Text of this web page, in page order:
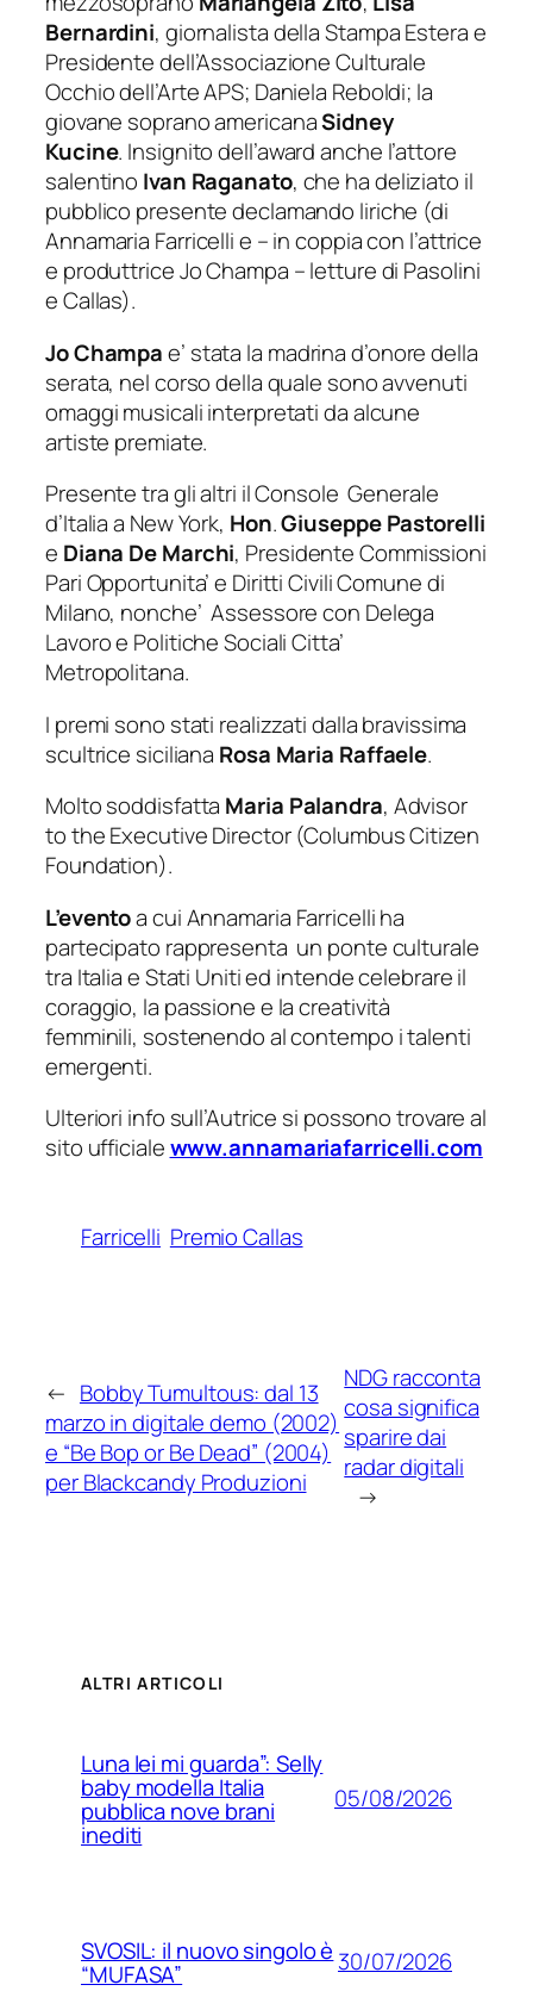
Bernardini, giornalista della Stampa Estera e
Presidente dell’Associazione Culturale
Occhio dell’Arte APS; Daniela Reboldi; la
giovane soprano americanaSidney
Kucine. Insignito dell’award anche l’attore
salentino Ivan Raganato, che ha deliziato il
pubblico presente declamando liriche (di
Annamaria Farricelli e – in coppia con l’attrice
e produttrice Jo Champa – letture di Pasolini
e Callas).
Jo Champae’ stata la madrina d’onore della
serata, nel corso della quale sono avvenuti
omaggi musicali interpretati da alcune
artiste premiate.
Presente tra gli altri il Console Generale
d’Italia a New York, Hon.Giuseppe Pastorelli
e Diana DeMarchi, Presidente Commissioni
Pari Opportunita’ e Diritti Civili Comune di
Milano, nonche’ Assessore con Delega
Lavoro e Politiche Sociali Citta’
Metropolitana.
I premi sono stati realizzati dalla bravissima
scultrice siciliana Rosa Maria Raffaele.
Molto soddisfatta Maria Palandra, Advisor
to the Executive Director (Columbus Citizen
Foundation).
L’eventoa cui Annamaria Farricelli ha
partecipato rappresenta un ponte culturale
tra Italia e Stati Uniti ed intende celebrare il
coraggio, la passione e la creatività
femminili, sostenendo al contempo i talenti
emergenti.
Ulteriori info sull’Autrice si possono trovare al
sito ufficialewww.annamariafarricelli.com
Farricelli Premio Callas
← Bobby Tumultous: dal 13
marzo in digitale demo (2002)
e “Be Bop or Be Dead” (2004)
per Blackcandy Produzioni
NDG racconta
cosa significa
sparire dai
radar digitali
→
ALTRI ARTICOLI
Luna lei mi guarda”: Selly
baby modella Italia
pubblica nove brani
inediti
05/08/2026
SVOSIL: il nuovo singolo è
“MUFASA” 30/07/2026